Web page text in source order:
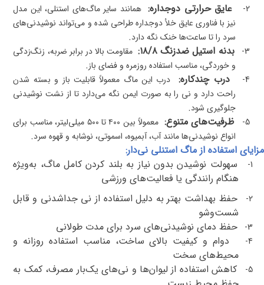
2- عایق حرارتی دوجداره: همانند سایر ماگ‌های استنلی، این مدل
نیز با فناوری عایق خلأ دوجداره طراحی شده و می‌تواند نوشیدنی‌های
سرد را تا ساعت‌ها خنک نگه دارد.
3- بدنه استیل ضدزنگ ۱۸/۸ : مقاومت بالا در برابر ضربه، زنگ‌زدگی
و خوردگی، مناسب استفاده روزمره و فضای باز.
4- درب چندکاره:
درب این ماگ معمولاً قابلیت باز و بسته شدن
راحت دارد و نی را به صورت ایمن نگه می‌دارد تا از نشت نوشیدنی
جلوگیری شود.
5- ظرفیت‌های متنوع:
معمولاً بین ۴۰۰ تا ۵۰۰ میلی‌لیتر، مناسب برای
انواع نوشیدنی‌ها مانند آب، آبمیوه، اسموتی، نوشابه و قهوه سرد.
مزایای استفاده از ماگ استنلی نی‌دار:
1-
سهولت نوشیدن بدون نیاز به بلند کردن کامل ماگ، به‌ویژه
هنگام رانندگی یا فعالیت‌های ورزشی
2-
حفظ بهداشت بهتر به دلیل استفاده از نی جداشدنی و قابل
شست‌وشو
3- حفظ دمای نوشیدنی‌های سرد برای مدت طولانی
4-
دوام و کیفیت بالای ساخت، مناسب استفاده روزانه و
محیط‌های سخت
5-
کاهش استفاده از لیوان‌ها و نی‌های یک‌بار مصرف، کمک به